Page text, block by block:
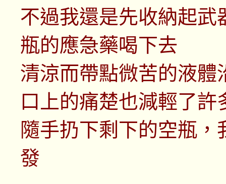
不過我還是先收納起
瓶的應急藥喝下去
清涼而帶點微苦的液體
口上的痛楚也減輕了許
隨手扔下剩下的空瓶
發